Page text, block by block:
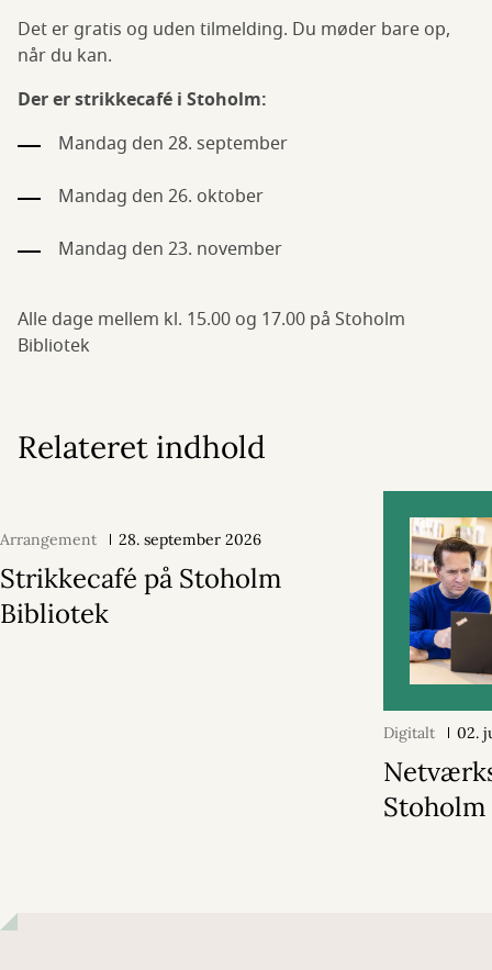
Det er gratis og uden tilmelding. Du møder bare op,
når du kan.
Der er strikkecafé i Stoholm:
Mandag den 28. september
Mandag den 26. oktober
Mandag den 23. november
Alle dage mellem kl. 15.00 og 17.00 på Stoholm
Bibliotek
Relateret indhold
Arrangement 28. september 2026
Strikkecafé på Stoholm
Bibliotek
Digitalt 02.